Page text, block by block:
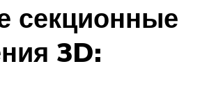
секционные
3D: